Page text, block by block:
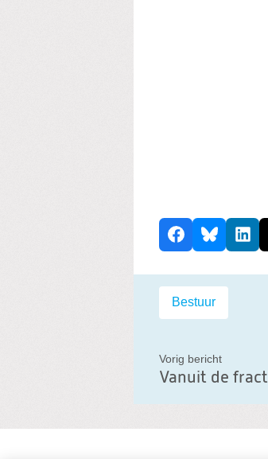
D
e
e
l
t
b
FacebookBluesky
Labels:
Bestuur
Vorig bericht
Vanuit de
Terug-